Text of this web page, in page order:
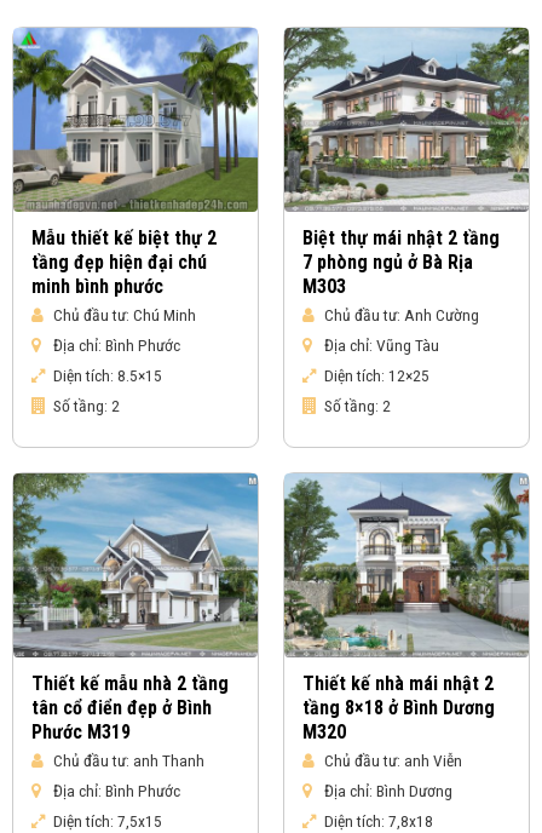
Mẫu thiết kế biệt thự 2
tầng đẹp hiện đại chú
minh bình phước
Chủ đầu tư: Chú Minh
Địa chỉ: Bình Phước
Diện tích: 8.5×15
Số tầng: 2
Biệt thự mái nhật 2 tầng
7 phòng ngủ ở Bà Rịa
M303
Chủ đầu tư: Anh Cường
Địa chỉ: Vũng Tàu
Diện tích: 12×25
Số tầng: 2
Thiết kế mẫu nhà 2 tầng
tân cổ điển đẹp ở Bình
Phước M319
Chủ đầu tư: anh Thanh
Địa chỉ: Bình Phước
Diện tích: 7,5x15
Thiết kế nhà mái nhật 2
tầng 8×18 ở Bình Dương
M320
Chủ đầu tư: anh Viễn
Địa chỉ: Bình Dương
Diện tích: 7,8x18